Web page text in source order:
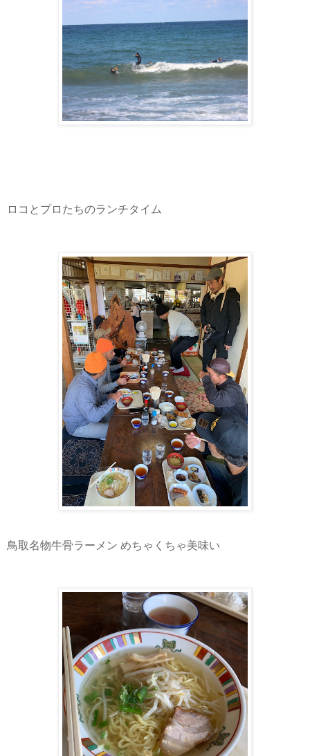
ロコとプロたちのランチタイム
鳥取名物牛骨ラーメン めちゃくちゃ美味い